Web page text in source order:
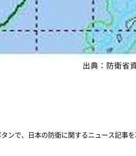
出典：防衛省
ンで、日本の防衛に関するニュース記事を